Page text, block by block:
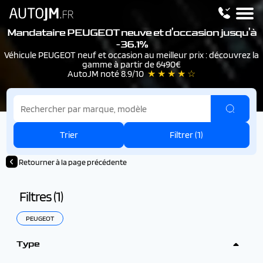
Mandataire PEUGEOT neuve et d'occasionjusqu'à
-36.1%
Véhicule PEUGEOT neuf et occasion au meilleur prix : découvrez la
gamme à partir de 6490€
AutoJM noté 8.9/10 ★ ★ ★ ★ ☆
Trier Filtrer (1)
Retourner à la page précédente
Filtres (1)
PEUGEOT
Type